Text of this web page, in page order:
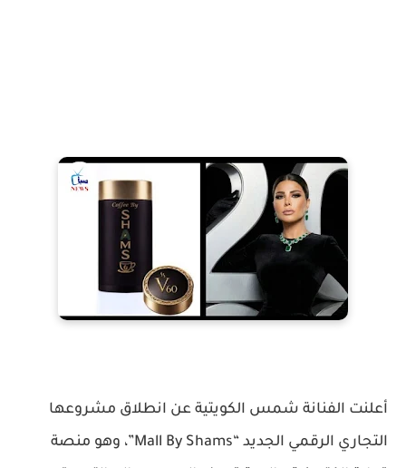
أعلنت الفنانة شمس الكويتية عن انطلاق مشروعها
التجاري الرقمي الجديد “Mall By Shams”، وهو منصة